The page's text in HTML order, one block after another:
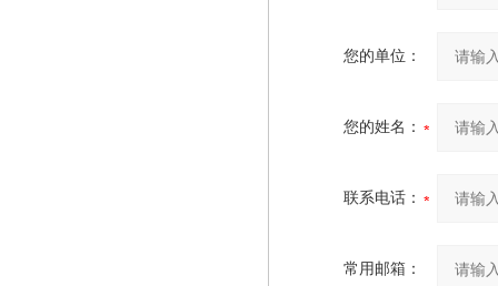
您的单位：
您的姓名：
联系电话：
常用邮箱：